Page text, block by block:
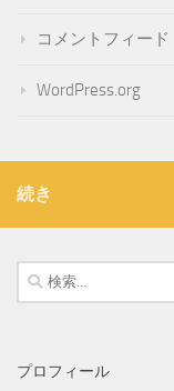
コメントフィード
WordPress.org
続き
検
索:
プロフィール